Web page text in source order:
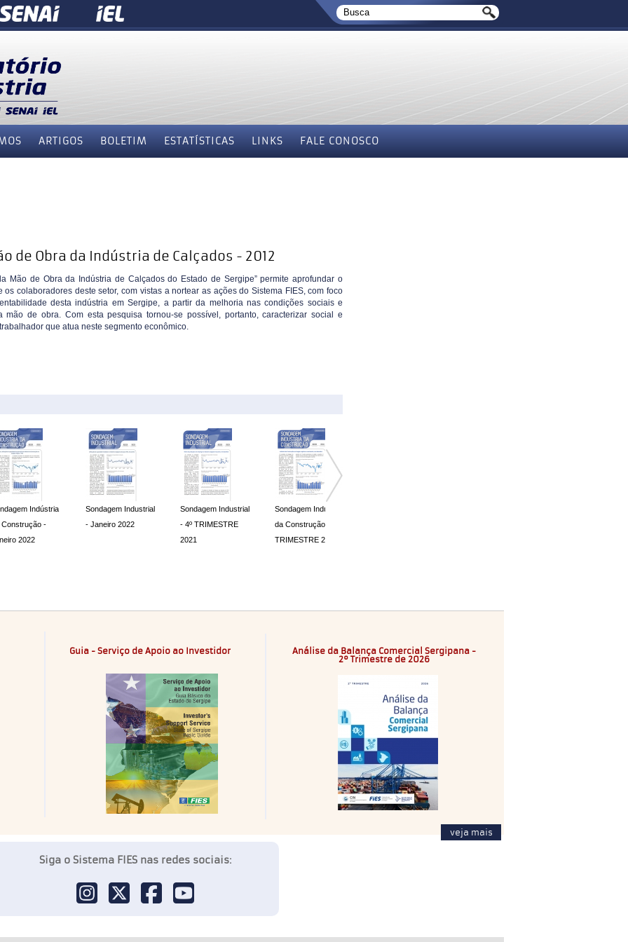
ARTIGOS BOLETIM ESTATÍSTICAS LINKS FALE CONOSCO
de Obra da Indústria de Calçados - 2012
Mão de Obra da Indústria de Calçados do Estado de Sergipe” permite aprofundar o
os colaboradores deste setor, com vistas a nortear as ações do Sistema FIES, com foco
desta indústria em Sergipe, a partir da melhoria nas condições sociais e
mão de obra. Com esta pesquisa tornou-se possível, portanto, caracterizar social e
que atua neste segmento econômico.
Sondagem Industrial
- Janeiro 2022
Sondagem Industrial
- 4º TRIMESTRE
Sondagem Indústria
da Construção - 4º
TRIMESTRE 2021
Sondagem Indústria
da Construção -
Maio 2020
Guia - Serviço de Apoio ao Investidor
Análise da Balança Comercial Sergipana -
2º Trimestre de 2026
veja mais
Siga o Sistema FIES nas redes sociais: